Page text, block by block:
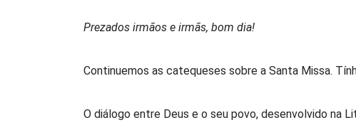
Prezados irmãos e irmãs, bom dia!
Continuemos as catequeses sobre a Santa Missa.
O diálogo entre Deus e o seu povo, desenvolvido na